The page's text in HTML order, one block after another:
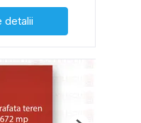
detalii